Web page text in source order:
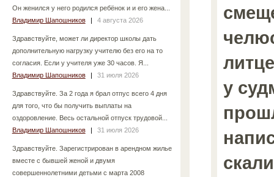
Он женился у него родился ребёнок и и его жена...
Владимир Шапошников
| 4 августа 2026
Здравствуйте, может ли директор школы дать
дополнительную нагрузку учителю без его на то
согласия. Если у учителя уже 30 часов. Я...
Владимир Шапошников
| 31 июля 2026
Здравствуйте. За 2 года я брал отпус всего 4 дня
для того, что бы получить выплаты на
оздоровление. Весь остальной отпуск трудовой...
Владимир Шапошников
| 31 июля 2026
Здравствуйте. Зарегистрирован в арендном жилье
вместе с бывшей женой и двумя
совершеннолетними детьми с марта 2008
у